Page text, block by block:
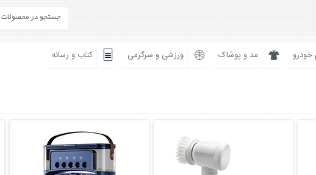
خودرو مد و پوشاک ورزشی و سرگرمی کتاب و رسانه